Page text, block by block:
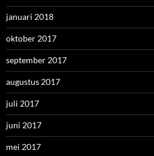
januari 2018
oktober 2017
september 2017
augustus 2017
juli 2017
juni 2017
mei 2017